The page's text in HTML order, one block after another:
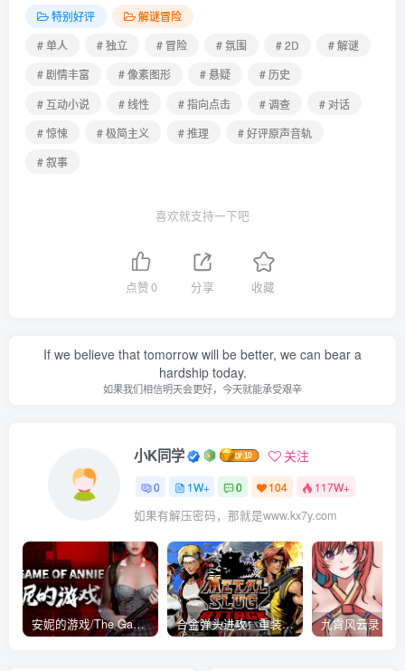
特别好评
解谜冒险
# 单人
# 独立 # 冒险 # 氛围 # 2D
# 解谜
# 剧情丰富
# 像素图形 # 悬疑
# 历史
# 互动小说
# 线性 # 指向点击 # 调查
# 对话
# 惊悚
# 极简主义 # 推理
# 好评原声音轨
# 叙事
喜欢就支持一下吧
点赞0 分享 收藏
If we believe that tomorrow will be better, we can bear a
hardship today.
如果我们相信明天会更好，今天就能承受艰辛
小K同学 关注
0 1W+ 0 104 117W+
如果有解压密码，那就是www.kx7y.com
安妮的游戏/The Game of Annie v0.99981|射击动作|容量14.6GB|免安装绿色中文版 合金弹头进攻：重装上阵/METAL SLUG ATTACK RELOADED Build.16214511|策略模拟|容量2.7GB|免安装绿色中文版